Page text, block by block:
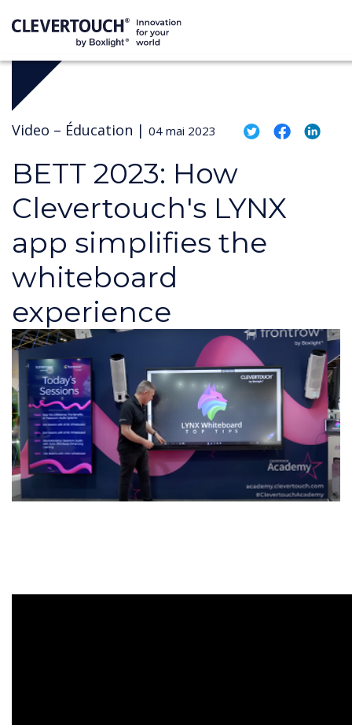
Video – Éducation | 04 mai 2023
BETT 2023: How
Clevertouch's LYNX
app simplifies the
whiteboard
experience